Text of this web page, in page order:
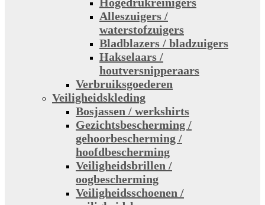
Alleszuigers /
waterstofzuigers
Bladblazers / bladzuigers
Hakselaars /
houtversnipperaars
Verbruiksgoederen
Veiligheidskleding
Bosjassen / werkshirts
Gezichtsbescherming /
gehoorbescherming /
hoofdbescherming
Veiligheidsbrillen /
oogbescherming
Veiligheidsschoenen /